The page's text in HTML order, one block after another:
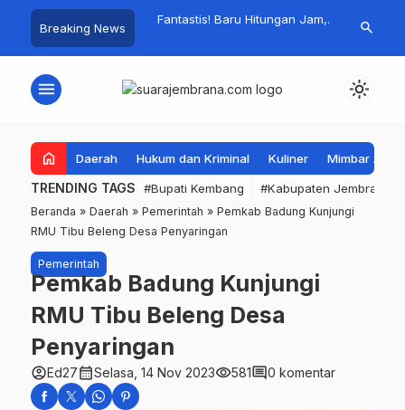
Breaking News
Kembang
Penambahan di
Fantastis! Baru Hitungan Jam,
Jembrana Raup Omzet Ratusan
Bupati
Bantuan
Ringankan
search
menu light_mode
home Daerah Hukum dan Kriminal Kuliner Mimbar
TRENDING TAGS #Bupati Kembang #Kabupaten Jembrana
Beranda » Daerah » Pemerintah » Pemkab Badung Kunjungi
RMU Tibu Beleng Desa Penyaringan
Pemerintah
Pemkab Badung Kunjungi
RMU Tibu Beleng Desa
Penyaringan
account_circleEd27calendar_monthSelasa, 14 Nov 2023visibility581comment0 komentar